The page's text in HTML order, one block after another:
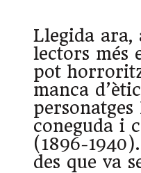
Llegida ara,
lectors més
pot
manca
coneguda i
(1896-
des que va